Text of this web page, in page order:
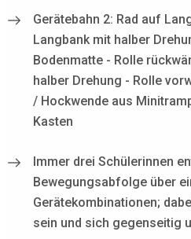
Gerätebahn 2: Rad auf
Langbank mit halber
Bodenmatte - Rolle
halber Drehung - Rolle
/ Hockwende aus
Kasten
Immer drei Schülerinnen
Bewegungsabfolge über
Gerätekombinationen;
sein und sich gegenseitig